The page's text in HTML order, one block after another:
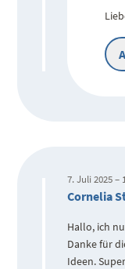
7. Juli 2025 –
Cornelia
Hallo, ich
Danke für
Ideen.